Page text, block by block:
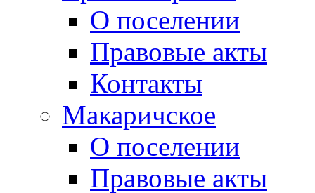
О поселении
Правовые акты
Контакты
Макаричское
О поселении
Правовые акты